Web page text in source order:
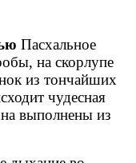
Пасхальное
на скорлупе
из тончайших
чудесная
выполнены из